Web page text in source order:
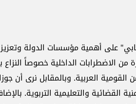
على أهمية مؤسسات الدولة
من الاضطرابات الداخلية خصوصاً
القومية العربية. وبالمقابل نرى
القضائية والتعليمية التربوية.